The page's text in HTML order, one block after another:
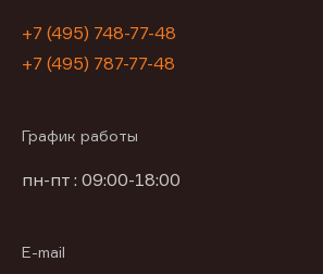
+7 (495) 748-77-48
+7 (495) 787-77-48
График работы
пн-пт : 09:00-18:00
E-mail